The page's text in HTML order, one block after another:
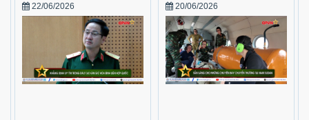
22/06/2026 20/06/2026